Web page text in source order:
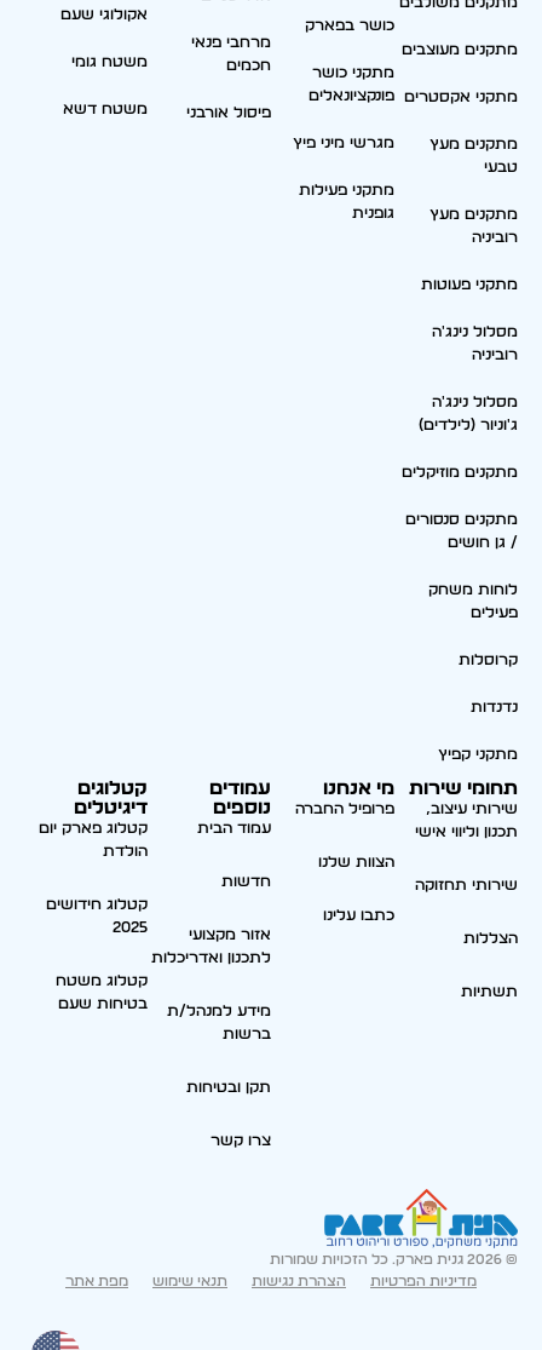
מתקנים משולבים
מתקנים מעוצבים
מתקני אקסטרים
מתקנים מעץ
טבעי
מתקנים מעץ
רוביניה
מתקני פעוטות
מסלול נינג'ה
רוביניה
מסלול נינג'ה
ג'וניור (לילדים)
מתקנים מוזיקלים
מתקנים סנסורים
/ גן חושים
לוחות משחק
פעילים
קרוסלות
נדנדות
מתקני קפיץ
כושר בפארק
מתקני כושר
פונקציונאלים
מגרשי מיני פיץ
מתקני פעילות
גופנית
מרחבי פנאי
חכמים
פיסול אורבני
אקולוגי שעם
משטח גומי
משטח דשא
תחומי שירות
שירותי עיצוב,
תכנון וליווי אישי
שירותי תחזוקה
הצללות
תשתיות
מי אנחנו
פרופיל החברה
הצוות שלנו
כתבו עלינו
עמודים
נוספים
עמוד הבית
חדשות
אזור מקצועי
לתכנון ואדריכלות
מידע למנהל/ת
ברשות
תקן ובטיחות
צרו קשר
קטלוגים
דיגיטלים
קטלוג פארק יום
הולדת
קטלוג חידושים
2025
קטלוג משטח
בטיחות שעם
© 2026 גנית פארק. כל הזכויות שמורות
מדיניות הפרטיות
הצהרת נגישות תנאי שימוש מפת אתר